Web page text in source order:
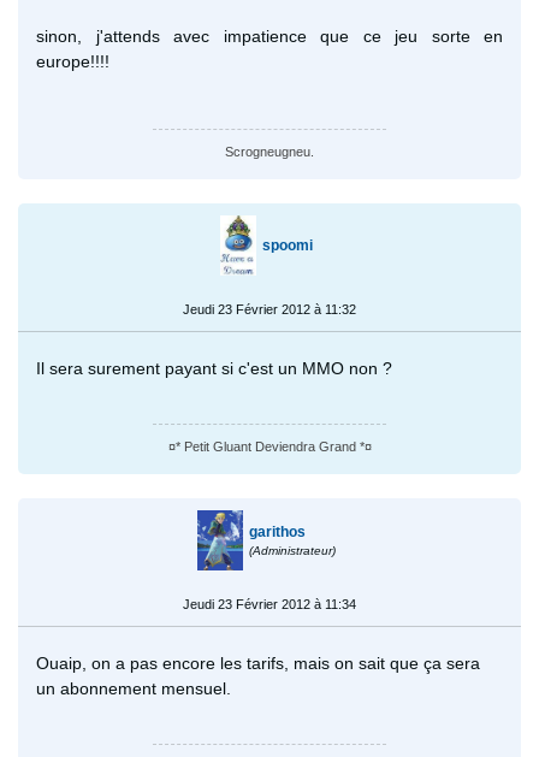
sinon, j'attends avec impatience que ce jeu sorte en
europe!!!!
Scrogneugneu.
spoomi
Jeudi 23 Février 2012 à 11:32
Il sera surement payant si c'est un MMO non ?
¤* Petit Gluant Deviendra Grand *¤
garithos
(Administrateur)
Jeudi 23 Février 2012 à 11:34
Ouaip, on a pas encore les tarifs, mais on sait que ça sera
un abonnement mensuel.